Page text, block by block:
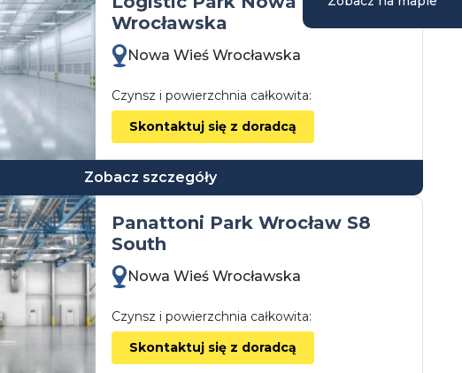
Wrocławska
Nowa Wieś Wrocławska
Czynsz i powierzchnia całkowita:
Skontaktuj się z doradcą
Zobacz szczegóły
Panattoni Park Wrocław S8
South
Nowa Wieś Wrocławska
Czynsz i powierzchnia całkowita:
Skontaktuj się z doradcą